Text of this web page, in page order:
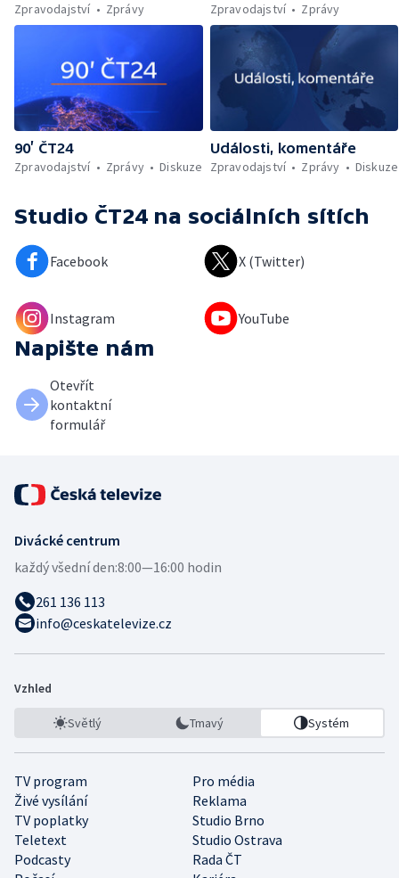
Zpravodajství
Zprávy
Zpravodajství
Zprávy
90’ ČT24
Zpravodajství
Zprávy Diskuze
Události, komentáře
Zpravodajství
Zprávy Diskuze
Studio ČT24 na sociálních sítích
Facebook X (Twitter)
Instagram YouTube
Napište nám
Otevřít
kontaktní
formulář
Divácké centrum
každý všední den:8:00—16:00 hodin
261 136 113
info@ceskatelevize.cz
Vzhled
Světlý Tmavý Systém
TV program
Pro média
Živé vysílání
Reklama
TV poplatky
Studio Brno
Teletext
Studio Ostrava
Podcasty
Rada ČT